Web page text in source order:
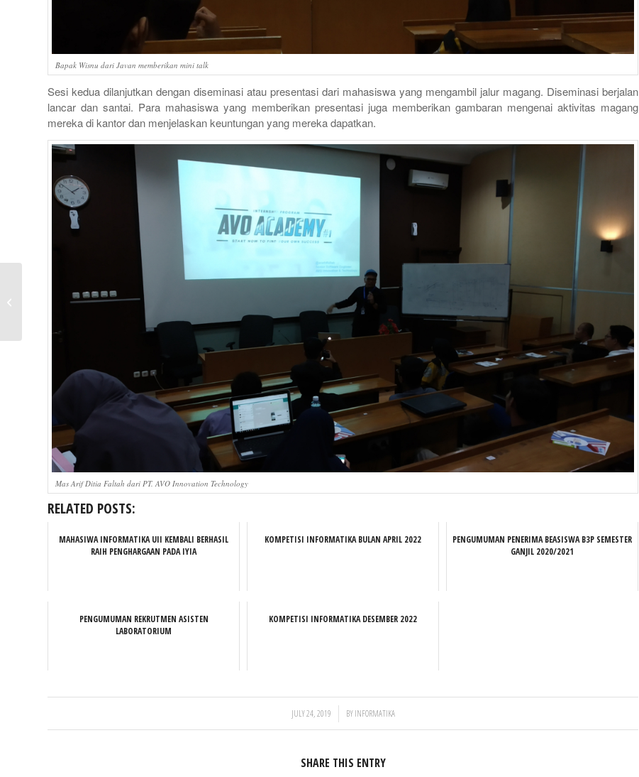
Bapak Wisnu dari Javan memberikan mini talk
Sesi kedua dilanjutkan dengan diseminasi atau presentasi dari mahasiswa yang mengambil jalur magang. Diseminasi berjalan
lancar dan santai. Para mahasiswa yang memberikan presentasi juga memberikan gambaran mengenai aktivitas magang
mereka di kantor dan menjelaskan keuntungan yang mereka dapatkan.
Mas Arif Ditia Faltah dari PT. AVO Innovation Technology
RELATED POSTS:
MAHASIWA INFORMATIKA UII KEMBALI BERHASIL
RAIH PENGHARGAAN PADA IYIA
KOMPETISI INFORMATIKA BULAN APRIL 2022
PENGUMUMAN PENERIMA BEASISWA B3P SEMESTER
GANJIL 2020/2021
PENGUMUMAN REKRUTMEN ASISTEN
LABORATORIUM
KOMPETISI INFORMATIKA DESEMBER 2022
JULY 24, 2019
/ BYINFORMATIKA
SHARE THIS ENTRY
Semester Genap TA